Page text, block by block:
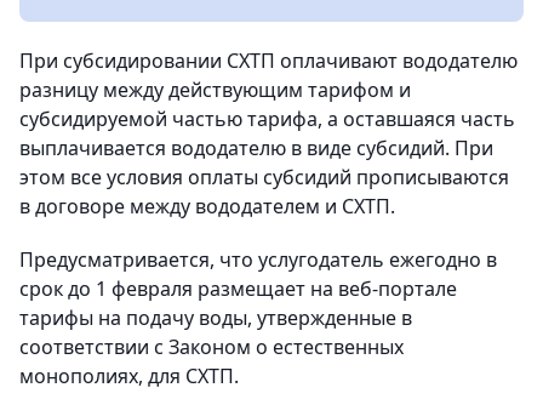
При субсидировании СХТП оплачивают вододателю
разницу между действующим тарифом и
субсидируемой частью тарифа, а оставшаяся часть
выплачивается вододателю в виде субсидий. При
этом все условия оплаты субсидий прописываются
в договоре между вододателем и СХТП.
Предусматривается, что услугодатель ежегодно в
срок до 1 февраля размещает на веб-портале
тарифы на подачу воды, утвержденные в
соответствии с Законом о естественных
монополиях, для СХТП.